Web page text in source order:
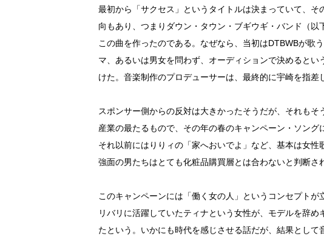
最初から「サクセス」というタイトルは決まっていて、
向もあり、つまりダウン・タウン・ブギウギ・バンド（
この曲を作ったのである。なぜなら、当初はDTBWBが歌
マ、あるいは男女を問わず、オーディションで決めると
けた。音楽制作のプロデューサーは、最終的に宇崎を指差
スポンサー側からの反対は大きかったそうだが、それも
産業の最たるもので、その年の春のキャンペーン・ソング
それ以前にはりりィの「家へおいでよ」など、基本は女性
強面の男たちはとても化粧品購買層とは合わないと判断さ
このキャンペーンには「働く女の人」というコンセプト
リバリに活躍していたティナという女性が、モデルを辞
たという。いかにも時代を感じさせる話だが、結果とし